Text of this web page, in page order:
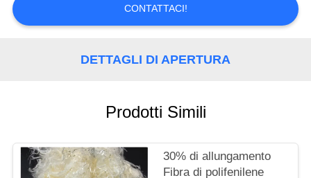
CONTATTICI
MAPPA
CONTATTACI!
DETTAGLI DI APERTURA
Prodotti Simili
30% di allungamento
Fibra di polifenilene